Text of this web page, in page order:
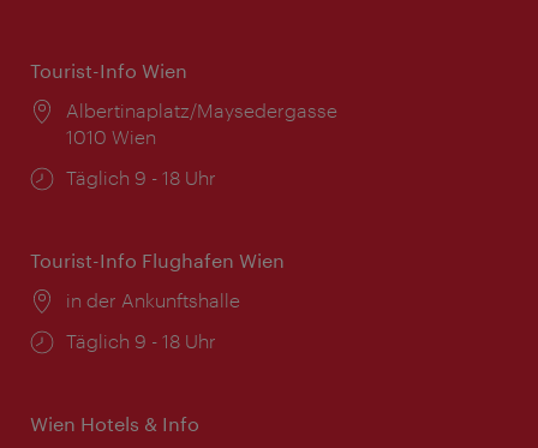
Tourist-Info Wien
Ort:
Albertinaplatz/Maysedergasse
1010 Wien
Öffnungszeiten:
Täglich 9 - 18 Uhr
Tourist-Info Flughafen Wien
Ort:
in der Ankunftshalle
Öffnungszeiten:
Täglich 9 - 18 Uhr
Wien Hotels & Info